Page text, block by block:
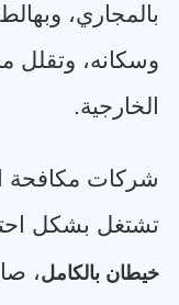
بالمجاري،
وسكانه، وتقلل
الخارجية.
شركات مكافحة
تشتغل بشكل
خيطان بالكامل،